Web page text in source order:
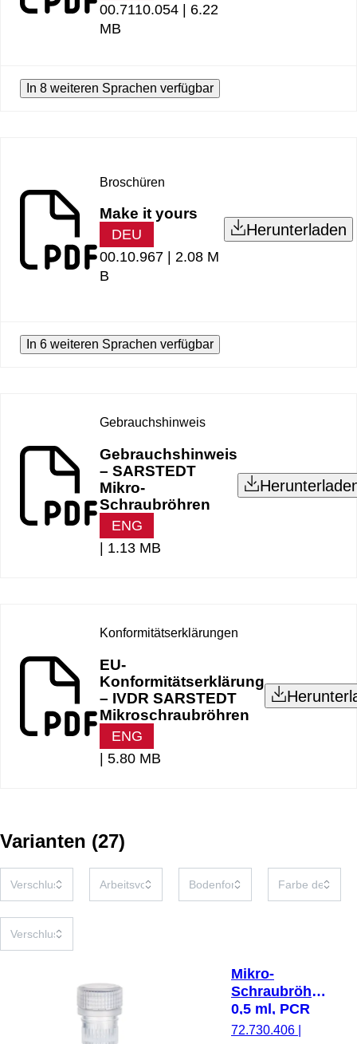
00.7110.054 | 6.22
MB
In 8 weiteren Sprachen verfügbar
Broschüren
Make it yours
DEU
00.10.967 | 2.08 M
B
Herunterladen
In 6 weiteren Sprachen verfügbar
Gebrauchshinweis
Gebrauchshinweis
– SARSTEDT
Mikro-
Schraubröhren
ENG
| 1.13 MB
Konformitätserklärungen
EU-
Konformitätserklärung
– IVDR SARSTEDT
Mikroschraubröhren
ENG
| 5.80 MB
Varianten (27)
Mikro-
Schraubröhre,
0,5 ml, PCR
Performance
72.730.406